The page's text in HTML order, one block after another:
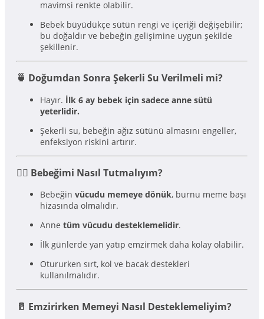
mavimsi renkte olabilir.
Bebek büyüdükçe sütün rengi ve içeriği değişebilir;
bu doğaldır ve bebeğin gelişimine uygun şekilde
şekillenir.
🍵 Doğumdan Sonra Şekerli Su Verilmeli mi?
Hayır. İlk 6 ay bebek için sadece anne sütü
yeterlidir.
Şekerli su, bebeğin ağız sütünü almasını engeller,
enfeksiyon riskini artırır.
🛋‍♀️ Bebeğimi Nasıl Tutmalıyım?
Bebeğin vücudu memeye dönük, burnu meme başı
hizasında olmalıdır.
Anne tüm vücudu desteklemelidir.
İlk günlerde yan yatıp emzirmek daha kolay olabilir.
Otururken sırt, kol ve bacak destekleri
kullanılmalıdır.
🥛 Emzirirken Memeyi Nasıl Desteklemeliyim?